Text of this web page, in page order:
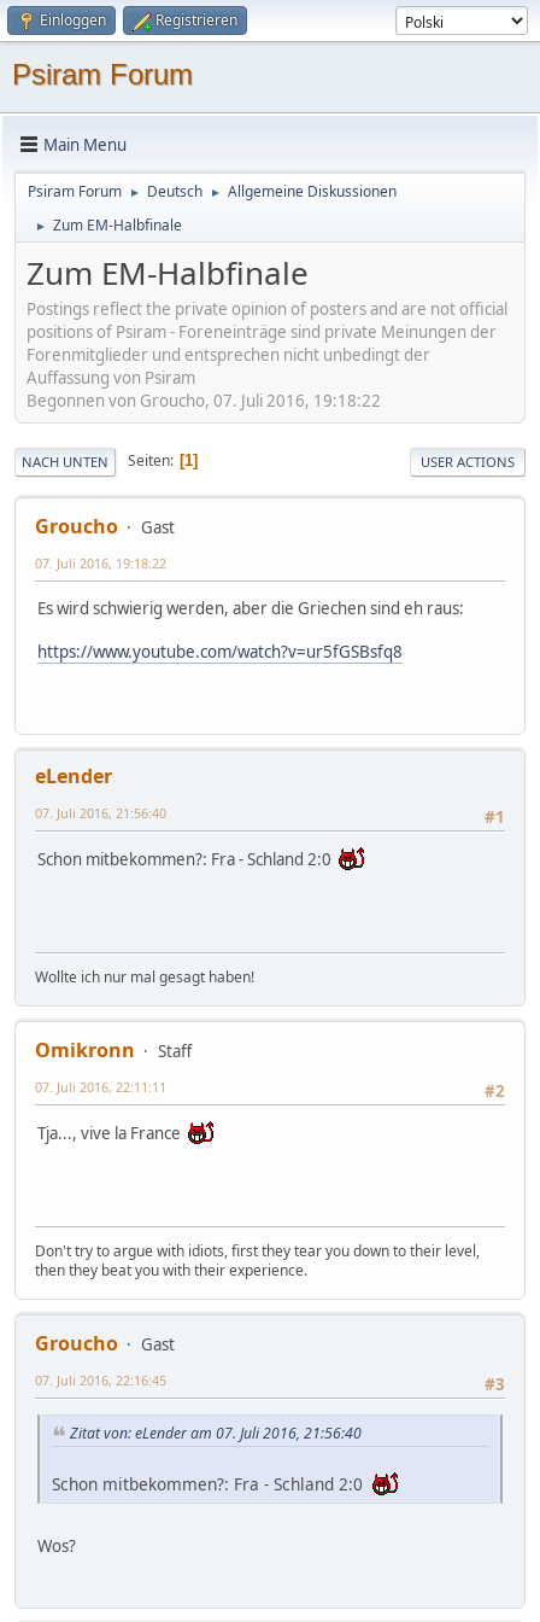
Einloggen Registrieren
Psiram Forum
Main Menu
Psiram Forum ► Deutsch ► Allgemeine Diskussionen
► Zum EM-Halbfinale
Zum EM-Halbfinale
Postings reflect the private opinion of posters and are not official
positions of Psiram - Foreneinträge sind private Meinungen der
Forenmitglieder und entsprechen nicht unbedingt der
Auffassung von Psiram
Begonnen von Groucho, 07. Juli 2016, 19:18:22
NACH UNTEN Seiten 1 USER ACTIONS
Groucho Gast
07. Juli 2016, 19:18:22
Es wird schwierig werden, aber die Griechen sind eh raus:
https://www.youtube.com/watch?v=ur5fGSBsfq8
eLender
#1
07. Juli 2016, 21:56:40
Schon mitbekommen?: Fra - Schland 2:0
Wollte ich nur mal gesagt haben!
Omikronn
Staff
#2
07. Juli 2016, 22:11:11
Tja..., vive la France
Don't try to argue with idiots, first they tear you down to their level,
then they beat you with their experience.
Groucho
Gast
#3
07. Juli 2016, 22:16:45
Zitat von: eLender am 07. Juli 2016, 21:56:40
Schon mitbekommen?: Fra - Schland 2:0
Wos?